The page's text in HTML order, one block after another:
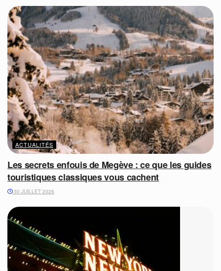
ACTUALITÉS
Les secrets enfouis de Megève : ce que les guides
touristiques classiques vous cachent
30 JUILLET 2026